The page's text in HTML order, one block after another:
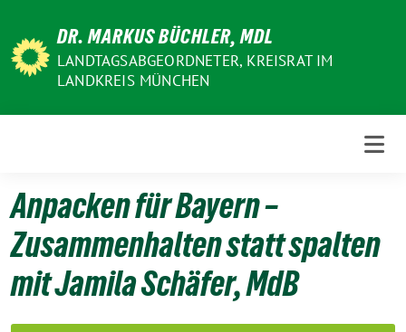
zum
Inhalt
DR. MARKUS BÜCHLER, MDL
LANDTAGSABGEORDNETER, KREISRAT IM
LANDKREIS MÜNCHEN
Anpacken für Bayern –
Zusammenhalten statt spalten
mit Jamila Schäfer, MdB